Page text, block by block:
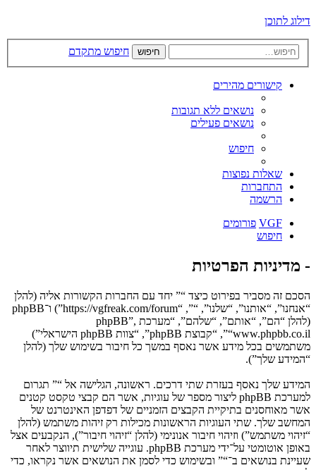
דילוג לתוכן
חיפוש חיפוש מתקדם
קישורים מהירים
נושאים ללא תגובות
נושאים פעילים
חיפוש
שאלות נפוצות
התחברות
הרשמה
VGF פורומים
חיפוש
- מדיניות הפרטיות
הסכם זה מסביר בפירוט כיצד “” יחד עם החברות הקשורות אליה (להלן
“אנחנו”, “אותנו”, “שלנו”, “”, “https://vgfreak.com/forum”) ו־phpBB
(להלן “הם”, “אותם”, “שלהם”, “מערכת phpBB”,
“www.phpbb.co.il”, “קבוצת phpBB”, “צוות phpBB הישראלי”)
משתמשים בכל מידע אשר נאסף במשך כל חיבור בשימוש שלך (להלן
“המידע שלך”).
המידע שלך נאסף בעזרת שתי דרכים. ראשונה, הגלישה אל “” תגרום
למערכת phpBB ליצור מספר של עוגיות, אשר הם קבצי טקסט קטנים
אשר מאוחסנים בתיקיית הקבצים הזמניים של דפדפן האינטרנט של
המחשב שלך. שתי העוגיות הראשונות מכילות רק זיהות משתמש (להלן
“זיהוי משתמש”) וזיהוי חיבור אנונימי (להלן “זיהוי חיבור”), הנקבעים אצל
באופן אוטומטי על־ידי מערכת phpBB. עוגייה שלישית תיווצר לאחר
שעיינת בנושאים ב־“” ובשימוש כדי לסמן את הנושאים אשר נקראו, כדי